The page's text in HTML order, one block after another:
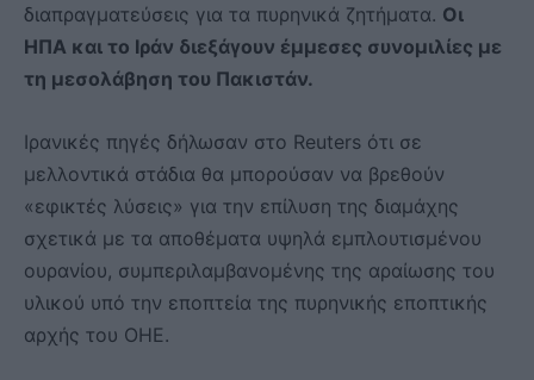
διαπραγματεύσεις για τα πυρηνικά ζητήματα. Οι
ΗΠΑ και το Ιράν διεξάγουν έμμεσες συνομιλίες με
τη μεσολάβηση του Πακιστάν.
Ιρανικές πηγές δήλωσαν στο Reuters ότι σε
μελλοντικά στάδια θα μπορούσαν να βρεθούν
«εφικτές λύσεις» για την επίλυση της διαμάχης
σχετικά με τα αποθέματα υψηλά εμπλουτισμένου
ουρανίου, συμπεριλαμβανομένης της αραίωσης του
υλικού υπό την εποπτεία της πυρηνικής εποπτικής
αρχής του ΟΗΕ.